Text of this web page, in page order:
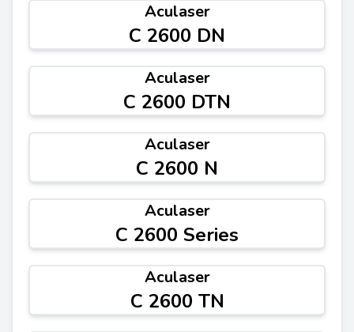
Aculaser
C 2600 DN
Aculaser
C 2600 DTN
Aculaser
C 2600 N
Aculaser
C 2600 Series
Aculaser
C 2600 TN